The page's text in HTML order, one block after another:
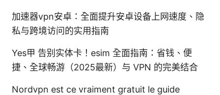
加速器vpn安卓：全面提升安卓设备上网速度、隐
私与跨境访问的实用指南
Yes甲 告别实体卡！esim 全面指南：省钱、便
捷、全球畅游（2025最新）与 VPN 的完美结合
Nordvpn est ce vraiment gratuit le guide